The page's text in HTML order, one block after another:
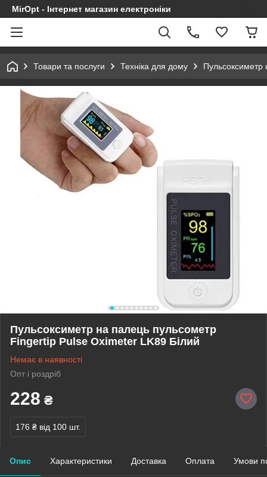
MirOpt - Інтернет магазин електроніки
Товари та послуги Техніка для дому Пульсоксиметр
Пульсоксиметр на палець пульсометр
Fingertip Pulse Oximeter LK89 Білий
Немає в наявності
Опт і роздріб
228 ₴
176 ₴ від 100 шт.
Опис Характеристики Доставка Оплата Умови